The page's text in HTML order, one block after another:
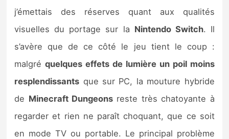
j’émettais des réserves quant aux qualités
visuelles du portage sur la Nintendo Switch. Il
s’avère que de ce côté le jeu tient le coup :
malgréquelques effets de lumière un poil moins
resplendissants que sur PC, la mouture hybride
de Minecraft Dungeons reste très chatoyante à
regarder et rien ne paraît choquant, que ce soit
en mode TV ou portable. Le principal problème